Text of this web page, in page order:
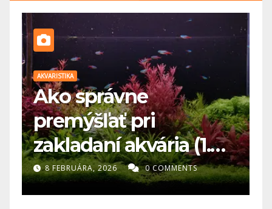
AKVARISTIKA
Ako správne
premýšľať pri
zakladaní akvária (1.
diel)- Najväčšia chyba
v akvaristike? Človek
8 FEBRUÁRA, 2026 0 COMMENTS